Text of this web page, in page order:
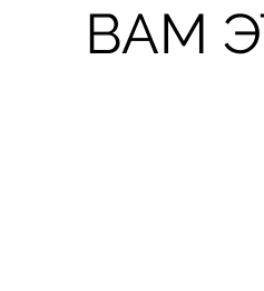
ВАМ